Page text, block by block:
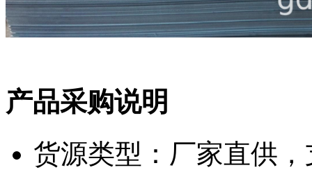
产品采购说明
货源类型：厂家直供